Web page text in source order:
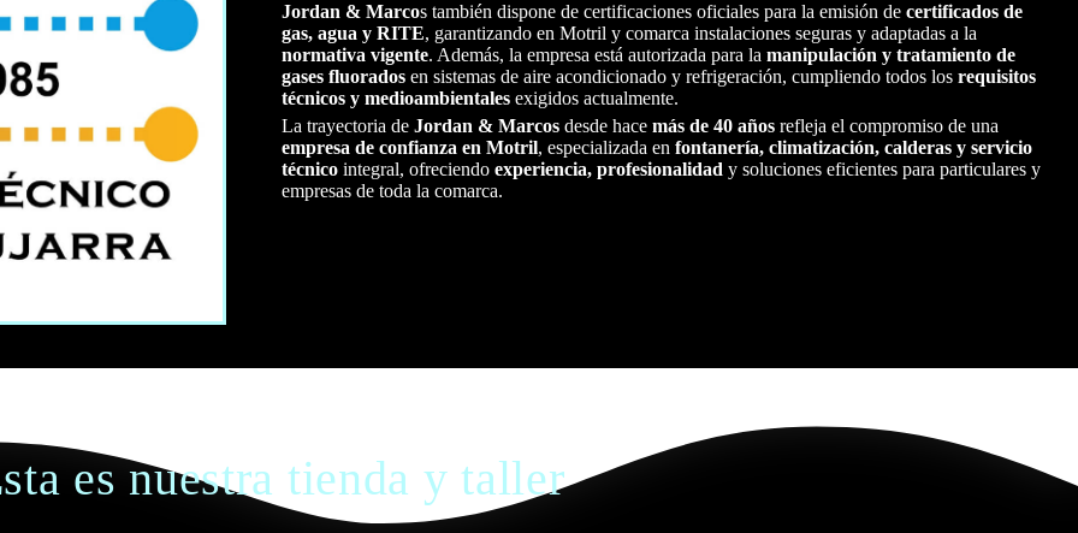
Jordan & Marcos también dispone de certificaciones oficiales para la emisión de certificados de
gas, agua y RITE, garantizando en Motril y comarca instalaciones seguras y adaptadas a la
normativa vigente. Además, la empresa está autorizada para la manipulación y tratamiento de
gases fluorados en sistemas de aire acondicionado y refrigeración, cumpliendo todos los requisitos
técnicos y medioambientales exigidos actualmente.
La trayectoria de Jordan & Marcos desde hace más de 40 años refleja el compromiso de una
empresa de confianza en Motril, especializada en fontanería, climatización, calderas y servicio
técnico integral, ofreciendo experiencia, profesionalidad y soluciones eficientes para particulares y
empresas de toda la comarca.
es nuestra tienda y taller